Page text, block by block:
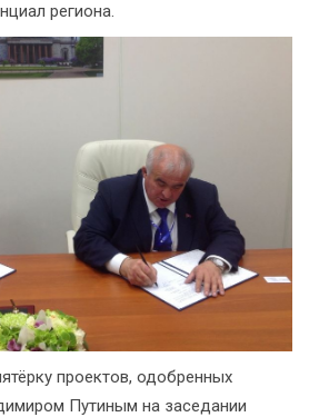
региона.
проектов, одобренных
Путиным на заседании